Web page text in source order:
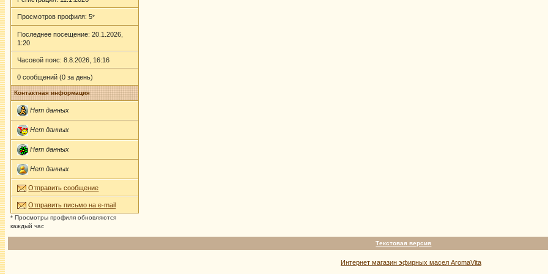
Просмотров профиля: 5*
Последнее посещение: 20.1.2026,
1:20
Часовой пояс: 8.8.2026, 16:16
0 сообщений (0 за день)
Контактная информация
Нет данных
Нет данных
Нет данных
Нет данных
Отправить сообщение
Отправить письмо на e-mail
* Просмотры профиля обновляются
каждый час
Текстовая версия
Интернет магазин эфирных масел AromaVita